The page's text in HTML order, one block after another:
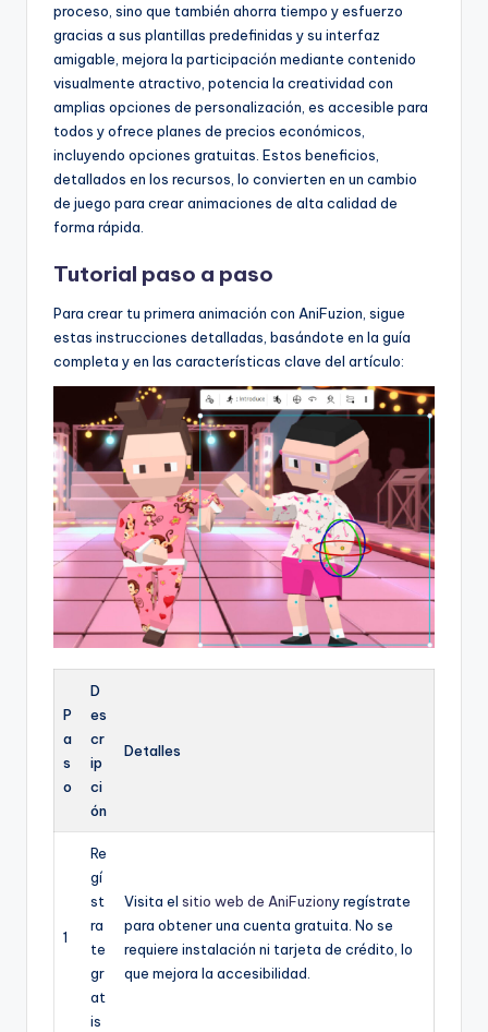
proceso, sino que también ahorra tiempo y esfuerzo
gracias a sus plantillas predefinidas y su interfaz
amigable, mejora la participación mediante contenido
visualmente atractivo, potencia la creatividad con
amplias opciones de personalización, es accesible para
todos y ofrece planes de precios económicos,
incluyendo opciones gratuitas. Estos beneficios,
detallados en los recursos, lo convierten en un cambio
de juego para crear animaciones de alta calidad de
forma rápida.
Tutorial paso a paso
Para crear tu primera animación con AniFuzion, sigue
estas instrucciones detalladas, basándote en la guía
completa y en las características clave del artículo:
P
a
s
o
D
es
cr
ip
ci
ón
Detalles
1
Re
gí
st
ra
te
gr
at
is
Visita el sitio web de AniFuziony regístrate
para obtener una cuenta gratuita. No se
requiere instalación ni tarjeta de crédito, lo
que mejora la accesibilidad.